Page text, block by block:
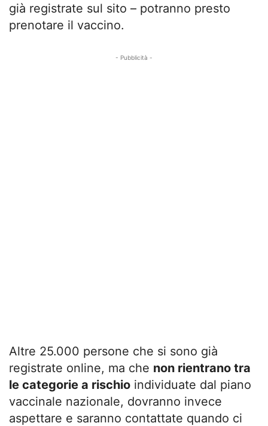
già registrate sul sito – potranno presto
prenotare il vaccino.
- Pubblicità -
Altre 25.000 persone che si sono già
registrate online, ma che non rientrano tra
le categorie a rischio individuate dal piano
vaccinale nazionale, dovranno invece
aspettare e saranno contattate quando ci